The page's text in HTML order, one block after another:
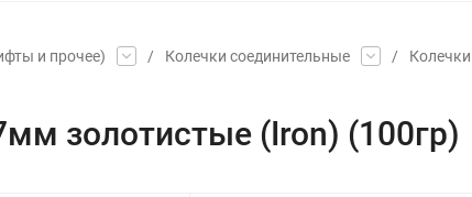
и прочее) / Колечки соединительные /
золотистые (Iron) (100гр)